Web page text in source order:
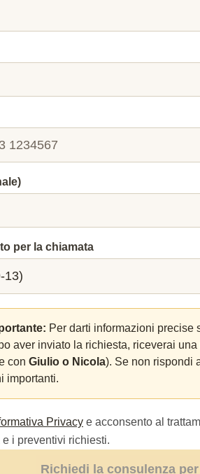
per la chiamata
Per darti informazioni precise
aver inviato la richiesta, riceverai
con Giulio o Nicola). Se non rispondi
importanti.
Privacy e acconsento al
i preventivi richiesti.
Richiedi la consulenza